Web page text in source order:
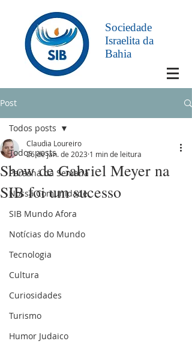
Sociedade
Israelita da
Bahia
Post
Todos posts
Parashá da Semana
Nossa Comunidade
SIB Mundo Afora
Notícias do Mundo
Tecnologia
Cultura
Curiosidades
Turismo
Humor Judaico
Todos posts
Show de Gabriel Meyer na
SIB foi um sucesso
Claudia Loureiro
26 de jan. de 2023 1 min de leitura